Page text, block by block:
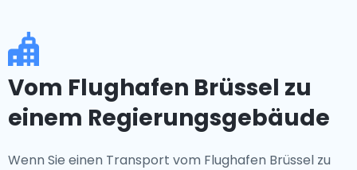
Vom Flughafen Brüssel zu
einem Regierungsgebäude
Wenn Sie einen Transport vom Flughafen Brüssel zu